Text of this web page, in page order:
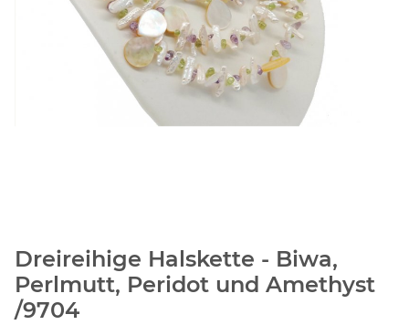
Dreireihige Halskette - Biwa,
Perlmutt, Peridot und Amethyst
/9704